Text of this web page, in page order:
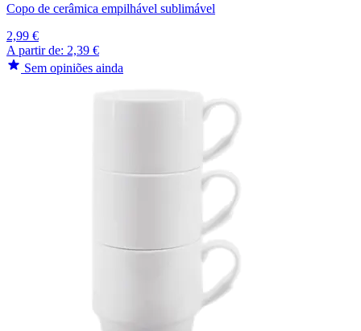
Copo de cerâmica empilhável sublimável
2,99 €
A partir de: 2,39 €
Sem opiniões ainda